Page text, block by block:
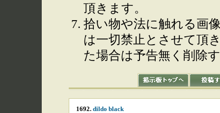
頂きます。
拾い物や法に触れる画
は一切禁止とさせて頂
た場合は予告無く削除
1692. dildo black